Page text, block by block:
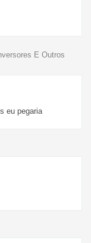
E Outros
eu pegaria